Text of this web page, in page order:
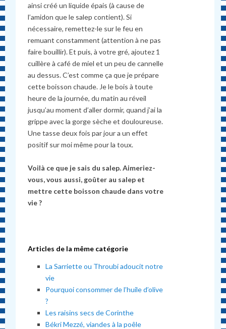
ainsi créé un liquide épais (à cause de
l’amidon que le salep contient). Si
nécessaire, remettez-le sur le feu en
remuant constamment (attention à ne pas
faire bouillir). Et puis, à votre gré, ajoutez 1
cuillère à café de miel et un peu de cannelle
au dessus. C’est comme ça que je prépare
cette boisson chaude. Je le bois à toute
heure de la journée, du matin au réveil
jusqu’au moment d’aller dormir, quand j’ai la
grippe avec la gorge sèche et douloureuse.
Une tasse deux fois par jour a un effet
positif sur moi même pour la toux.
Voilà ce que je sais du salep. Aimeriez-
vous, vous aussi, goûter au salep et
mettre cette boisson chaude dans votre
vie ?
Articles de la même catégorie
La Sarriette ou Throubi adoucit notre
vie
Pourquoi consommer de l’huile d’olive
?
Les raisins secs de Corinthe
Békri Mezzé, viandes à la poêle